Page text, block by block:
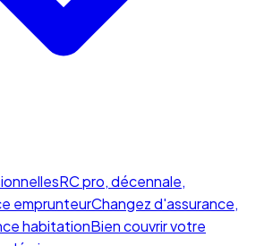
RC pro, décennale,
emprunteurChangez d'assurance,
habitationBien couvrir votre